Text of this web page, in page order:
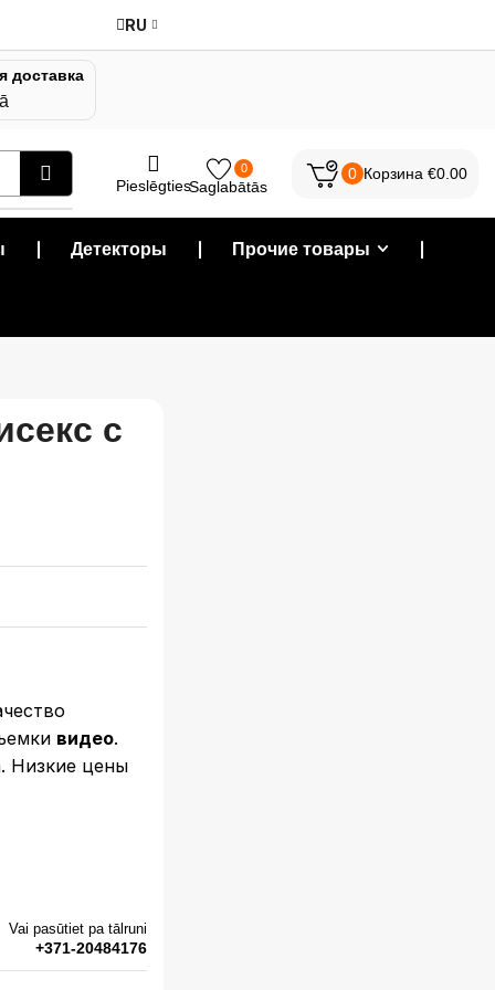
RU
доставка
Pieslēgties
0
Saglabātās
0 Корзина €0.00
Детекторы Прочие товары
с
видео.
Низкие цены
Vai pasūtiet pa tālruni
+371-20484176